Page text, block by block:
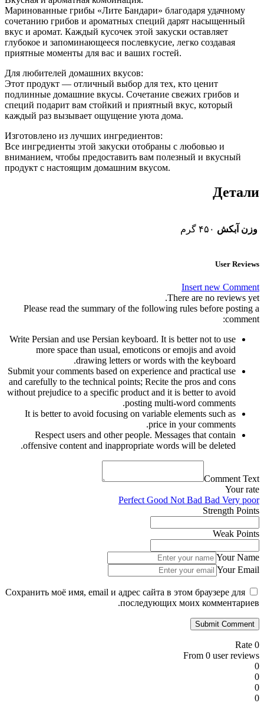
Маринованные грибы «Лите Бандари» благодаря удачному
сочетанию грибов и ароматных специй дарят насыщенный
вкус и аромат. Каждый кусочек этой закуски оставляет
глубокое и запоминающееся послевкусие, легко создавая
приятные моменты для вас и ваших гостей.
Для любителей домашних вкусов:
Этот продукт — отличный выбор для тех, кто ценит
подлинные домашние вкусы. Сочетание свежих грибов и
специй подарит вам стойкий и приятный вкус, который
каждый раз вызывает ощущение уюта дома.
Изготовлено из лучших ингредиентов:
Все ингредиенты этой закуски отобраны с любовью и
вниманием, чтобы предоставить вам полезный и вкусный
продукт с настоящим домашним вкусом.
Детали
وزن آبکش ۴۵۰ گرم
User Reviews
Insert new Comment
There are no reviews yet.
Please read the summary of the following rules before posting a
comment:
Write Persian and use Persian keyboard. It is better not to use
more space than usual, emoticons or emojis and avoid
drawing letters or words with the keyboard.
Submit your comments based on experience and practical use
and carefully to the technical points; Recite the pros and cons
without prejudice to a specific product and it is better to avoid
posting multi-word comments.
It is better to avoid focusing on variable elements such as
price in your comments.
Respect users and other people. Messages that contain
offensive content and inappropriate words will be deleted.
Comment Text
Your rate
Perfect Good Not Bad Bad Very poor
Strength Points
Weak Points
Your Name
Your Email
Сохранить моё имя, email и адрес сайта в этом браузере для
последующих моих комментариев.
0 Rate
From 0 user reviews
0
0
0
0